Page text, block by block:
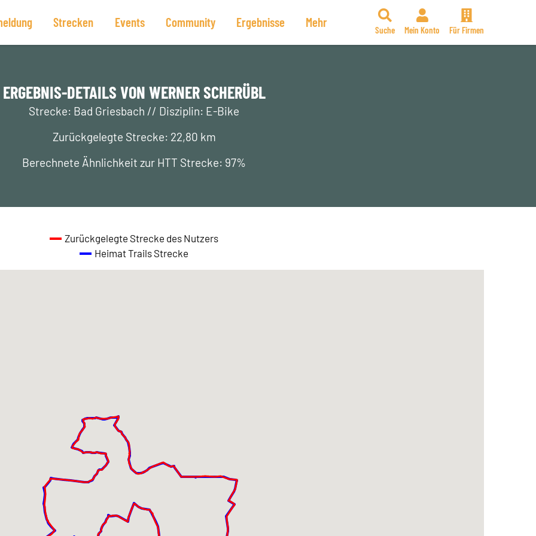
Strecken Events Community Ergebnisse Mehr
Suche Mein Konto Für Firmen
ERGEBNIS-DETAILS VON WERNER SCHERÜBL
Strecke: Bad Griesbach // Disziplin: E-Bike
Zurückgelegte Strecke: 22,80 km
Berechnete Ähnlichkeit zur HTT Strecke: 97%
Zurückgelegte Strecke des Nutzers
Heimat Trails Strecke